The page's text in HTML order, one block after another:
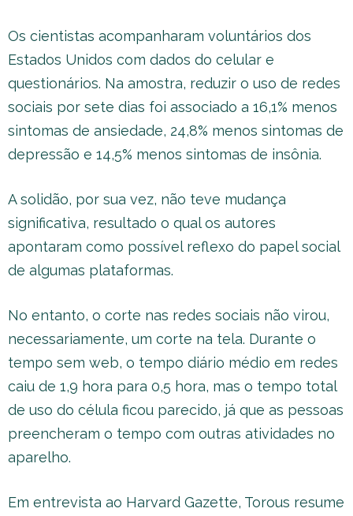
Os cientistas acompanharam voluntários dos
Estados Unidos com dados do celular e
questionários. Na amostra, reduzir o uso de redes
sociais por sete dias foi associado a 16,1% menos
sintomas de ansiedade, 24,8% menos sintomas de
depressão e 14,5% menos sintomas de insônia.
A solidão, por sua vez, não teve mudança
significativa, resultado o qual os autores
apontaram como possível reflexo do papel social
de algumas plataformas.
No entanto, o corte nas redes sociais não virou,
necessariamente, um corte na tela. Durante o
tempo sem web, o tempo diário médio em redes
caiu de 1,9 hora para 0,5 hora, mas o tempo total
de uso do célula ficou parecido, já que as pessoas
preencheram o tempo com outras atividades no
aparelho.
Em entrevista ao Harvard Gazette, Torous resume